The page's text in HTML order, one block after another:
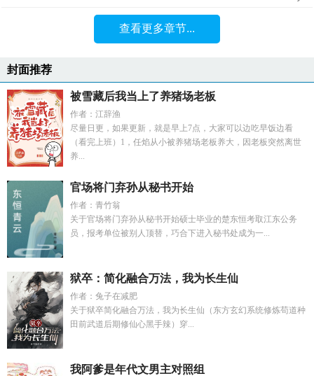
查看更多章节...
封面推荐
被雪藏后我当上了养猪场老板
作者：江辞渔
尽量日更，如果更新，就是早上7点，大家可以边吃早饭边看
（看完上班）1，任焰从小被养猪场老板养大，因老板突然离世
养...
官场将门弃孙从秘书开始
作者：青竹翁
关于官场将门弃孙从秘书开始硕士毕业的楚东恒考取江东公务
员，报考单位被别人顶替，巧合下进入秘书处成为一...
狱卒：简化融合万法，我为长生仙
作者：兔子在减肥
关于狱卒简化融合万法，我为长生仙（东方玄幻系统修炼苟道种
田前武道后期修仙心黑手辣）穿...
我阿爹是年代文男主对照组